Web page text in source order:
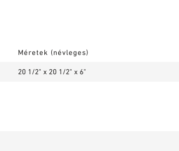
Méretek (névleges)
20 1/2" x 20 1/2" x 6"